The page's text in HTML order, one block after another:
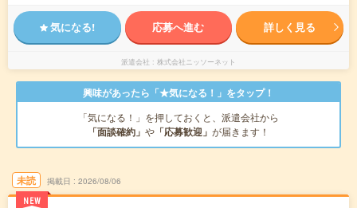
気になる! 応募へ進む 詳しく見る
派遣会社 株式会社ニッソーネット
興味があったら「★気になる！」をタップ！
「気になる！」を押しておくと、派遣会社から
「面談確約」 や 「応募歓迎」 が届きます！
未読
NEW
掲載日 2026/08/06